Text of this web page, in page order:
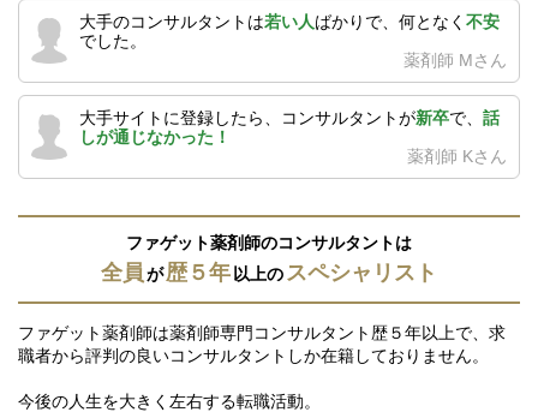
大手のコンサルタントは若い人ばかりで、何となく 不安
でした。
薬剤師 Mさん
大手サイトに登録したら、コンサルタントが新卒で、 話
しが通じなかった！
薬剤師 Kさん
ファゲット薬剤師のコンサルタントは
全員が歴５年 以上の スペシャリスト
ファゲット薬剤師は薬剤師専門コンサルタント歴５年以上で、求
職者から評判の良いコンサルタントしか在籍しておりません。
今後の人生を大きく左右する転職活動。